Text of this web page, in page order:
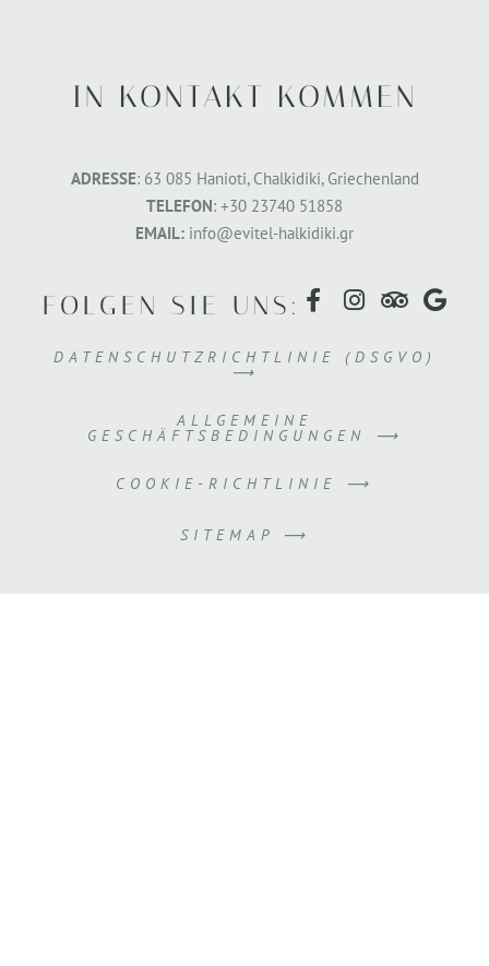
IN KONTAKT KOMMEN
ADRESSE: 63 085 Hanioti, Chalkidiki, Griechenland
TELEFON: +30 23740 51858
EMAIL: info@evitel-halkidiki.gr
FOLGEN SIE UNS:
DATENSCHUTZRICHTLINIE (DSGVO)
⟶
ALLGEMEINE
GESCHÄFTSBEDINGUNGEN ⟶
COOKIE-RICHTLINIE ⟶
SITEMAP ⟶